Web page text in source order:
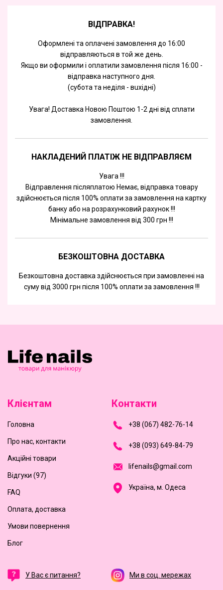
ВІДПРАВКА!
Оформлені та оплачені замовлення до 16:00
відправляються в той же день.
Якщо ви оформили і оплатили замовлення після 16:00 -
відправка наступного дня.
(субота та недiля - вuхiднi)
Увага! Доставка Новою Поштою 1-2 дні від сплати
замовлення.
НАКЛАДЕНИЙ ПЛАТІЖ НЕ ВІДПРАВЛЯЄМ
Увага !!!
Відправлення післяплатою Немає, відправка товару
здійснюється після 100% оплати за замовлення на картку
банку або на розрахунковий рахунок !!!
Мінімальне замовлення від 300 грн !!!
БЕЗКОШТОВНА ДОСТАВКА
Безкоштовна доставка здійснюється при замовленні на
суму від 3000 грн після 100% оплати за замовлення !!!
Клієнтам
Головна
Про нас, контакти
Акційні товари
Відгуки (97)
FAQ
Оплата, доставка
Умови повернення
Блог
Контакти
+38 (067) 482-76-14
+38 (093) 649-84-79
ifenai s@gmai com
Україна, м. Одеса
У Вас є питання? Ми в соц. мережах